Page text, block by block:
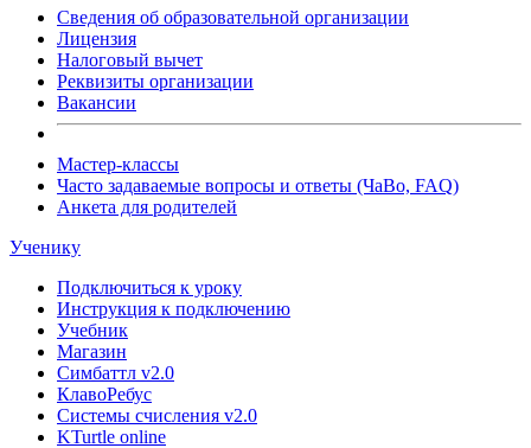
Сведения об образовательной организации
Лицензия
Налоговый вычет
Реквизиты организации
Вакансии
Мастер-классы
Часто задаваемые вопросы и ответы (ЧаВо, FAQ)
Анкета для родителей
Ученику
Подключиться к уроку
Инструкция к подключению
Учебник
Магазин
Симбаттл v2.0
КлавоРебус
Системы счисления v2.0
KTurtle online